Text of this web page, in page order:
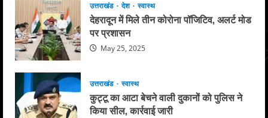
उत्तराखंड देश स्वास्थ
देहरादून में मिले तीन कोरोना पॉजिटिव, अलर्ट मोड
पर प्रशासन
May 25, 2025
उत्तराखंड स्वास्थ
कुट्टू का आटा बेचने वाली दुकानों को पुलिस ने
किया सील, कार्रवाई जारी